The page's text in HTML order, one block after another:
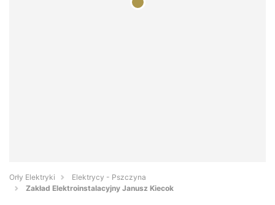
Orły Elektryki
Elektrycy - Pszczyna
Zakład Elektroinstalacyjny Janusz Kiecok